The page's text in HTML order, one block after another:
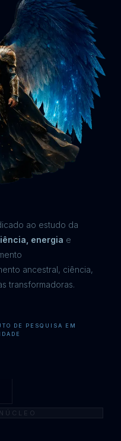
ao estudo da
energia e
ancestral, ciência,
transformadoras.
DE PESQUISA EM